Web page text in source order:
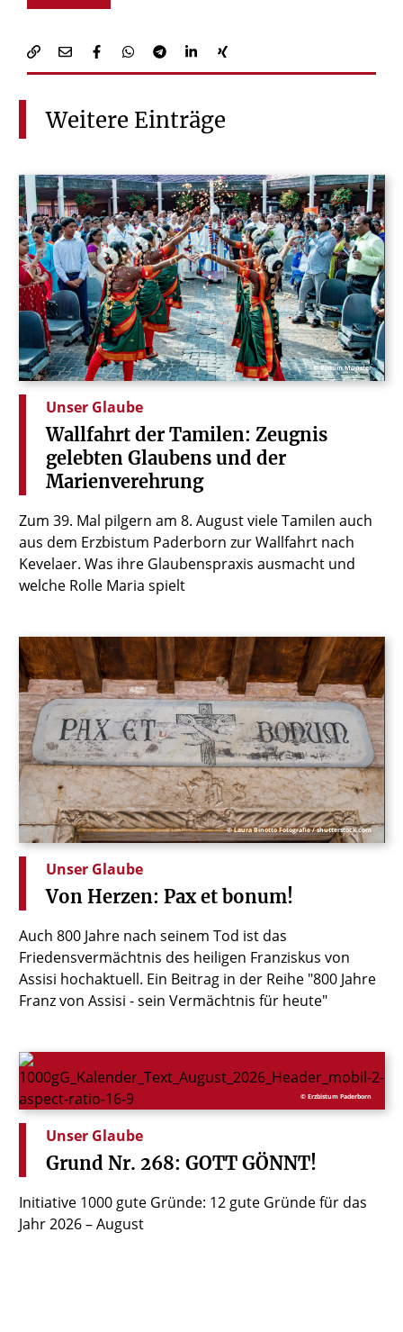
Weitere Einträge
© Bistum Münster
Unser Glaube
Wallfahrt der Tamilen: Zeugnis
gelebten Glaubens und der
Marienverehrung
Zum 39. Mal pilgern am 8. August viele Tamilen auch
aus dem Erzbistum Paderborn zur Wallfahrt nach
Kevelaer. Was ihre Glaubenspraxis ausmacht und
welche Rolle Maria spielt
© Laura Binotto Fotografie / shutterstock.com
Unser Glaube
Von Herzen: Pax et bonum!
Auch 800 Jahre nach seinem Tod ist das
Friedensvermächtnis des heiligen Franziskus von
Assisi hochaktuell. Ein Beitrag in der Reihe "800 Jahre
Franz von Assisi - sein Vermächtnis für heute"
© Erzbistum Paderborn
Unser Glaube
Grund Nr. 268: GOTT GÖNNT!
Initiative 1000 gute Gründe: 12 gute Gründe für das
Jahr 2026 – August